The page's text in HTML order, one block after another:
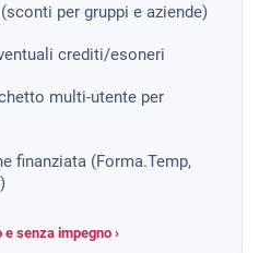
per gruppi e aziende)
crediti/esoneri
multi-utente per
finanziata (Forma.Temp,
senza impegno ›